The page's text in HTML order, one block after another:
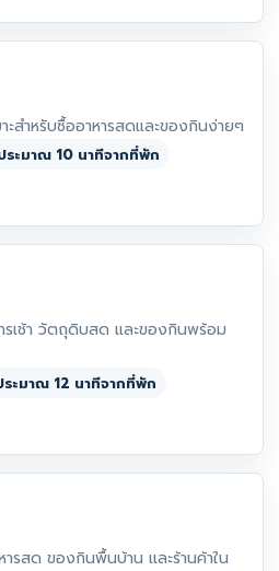
ะสำหรับซื้ออาหารสดและของกินง่ายๆ
ระมาณ 10 นาทีจากที่พัก
เช้า วัตถุดิบสด และของกินพร้อม
ระมาณ 12 นาทีจากที่พัก
รสด ของกินพื้นบ้าน และร้านค้าใน